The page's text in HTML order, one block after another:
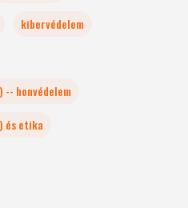
kibervédelem
honvédelem
és etika